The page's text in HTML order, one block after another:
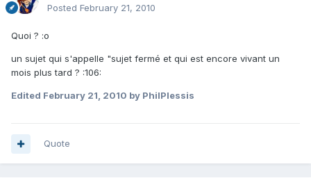
Posted February 21, 2010
Quoi ? :o
un sujet qui s'appelle "sujet fermé et qui est encore vivant un
mois plus tard ? :106:
Edited February 21, 2010 by PhilPlessis
Quote